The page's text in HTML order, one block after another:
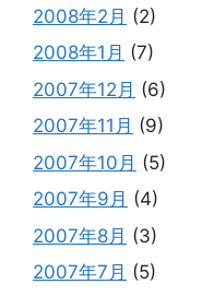
2008年2月 (2)
2008年1月 (7)
2007年12月 (6)
2007年11月 (9)
2007年10月 (5)
2007年9月 (4)
2007年8月 (3)
2007年7月 (5)